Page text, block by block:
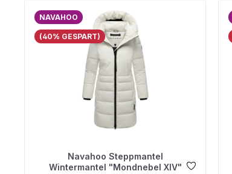
NAVAHOO
(40% GESPART)
Navahoo Steppmantel
Wintermantel "Mondnebel XIV"